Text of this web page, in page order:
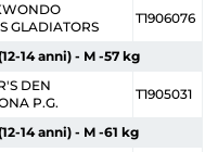
GLADIATORS
T1906076
14 anni) - M -57 kg
DEN
P.G.
T1905031
14 anni) - M -61 kg